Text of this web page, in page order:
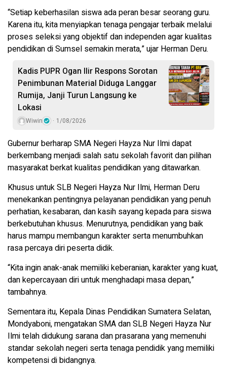
“Setiap keberhasilan siswa ada peran besar seorang guru.
Karena itu, kita menyiapkan tenaga pengajar terbaik melalui
proses seleksi yang objektif dan independen agar kualitas
pendidikan di Sumsel semakin merata,” ujar Herman Deru.
Kadis PUPR Ogan Ilir Respons Sorotan
Penimbunan Material Diduga Langgar
Rumija, Janji Turun Langsung ke
Lokasi
Wiwin 1/08/2026
Gubernur berharap SMA Negeri Hayza Nur Ilmi dapat
berkembang menjadi salah satu sekolah favorit dan pilihan
masyarakat berkat kualitas pendidikan yang ditawarkan.
Khusus untuk SLB Negeri Hayza Nur Ilmi, Herman Deru
menekankan pentingnya pelayanan pendidikan yang penuh
perhatian, kesabaran, dan kasih sayang kepada para siswa
berkebutuhan khusus. Menurutnya, pendidikan yang baik
harus mampu membangun karakter serta menumbuhkan
rasa percaya diri peserta didik.
“Kita ingin anak-anak memiliki keberanian, karakter yang kuat,
dan kepercayaan diri untuk menghadapi masa depan,”
tambahnya.
Sementara itu, Kepala Dinas Pendidikan Sumatera Selatan,
Mondyaboni, mengatakan SMA dan SLB Negeri Hayza Nur
Ilmi telah didukung sarana dan prasarana yang memenuhi
standar sekolah negeri serta tenaga pendidik yang memiliki
kompetensi di bidangnya.